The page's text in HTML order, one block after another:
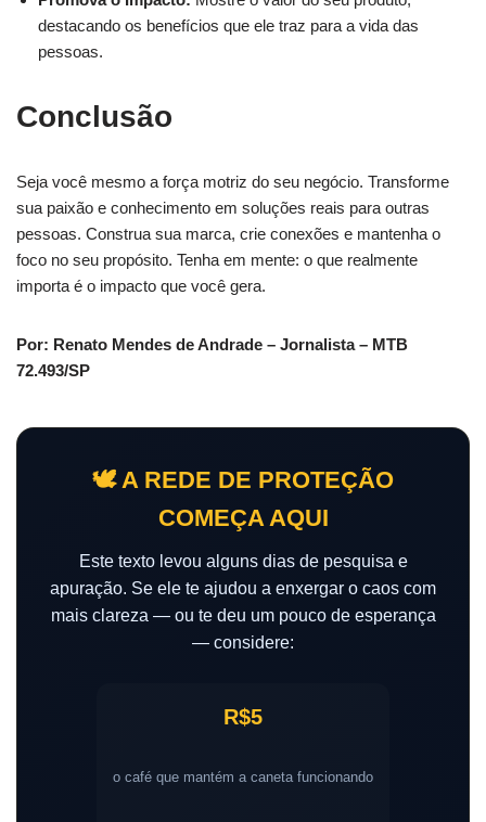
destacando os benefícios que ele traz para a vida das
pessoas.
Conclusão
Seja você mesmo a força motriz do seu negócio. Transforme
sua paixão e conhecimento em soluções reais para outras
pessoas. Construa sua marca, crie conexões e mantenha o
foco no seu propósito. Tenha em mente: o que realmente
importa é o impacto que você gera.
Por: Renato Mendes de Andrade – Jornalista – MTB
72.493/SP
🕊️ A REDE DE PROTEÇÃO
COMEÇA AQUI
Este texto levou alguns dias de pesquisa e
apuração. Se ele te ajudou a enxergar o caos com
mais clareza — ou te deu um pouco de esperança
— considere:
R$5
o café que mantém a caneta funcionando